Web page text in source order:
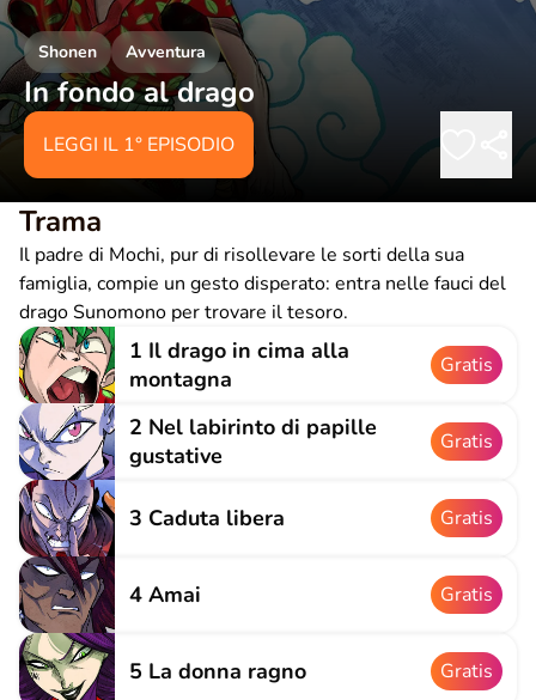
Shonen Avventura
In fondo al drago
LEGGI IL 1° EPISODIO
Trama
Il padre di Mochi, pur di risollevare le sorti della sua
famiglia, compie un gesto disperato: entra nelle fauci del
drago Sunomono per trovare il tesoro.
1 Il drago in cima alla
montagna
Gratis
2 Nel labirinto di papille
gustative
Gratis
3 Caduta libera Gratis
4 Amai Gratis
5 La donna ragno Gratis